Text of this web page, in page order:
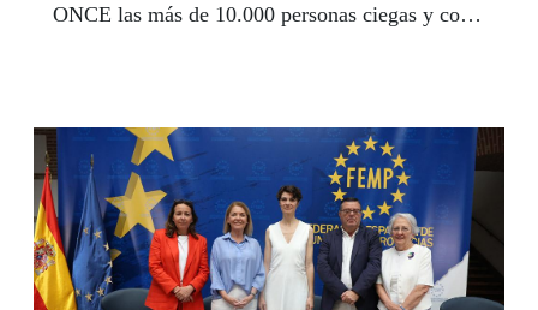
ONCE las más de 10.000 personas ciegas y con